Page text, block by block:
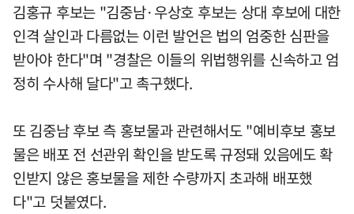
김홍규 후보는 "김중남·우상호 후보는 상대 후보에 대한
인격 살인과 다름없는 이런 발언은 법의 엄중한 심판을
받아야 한다"며 "경찰은 이들의 위법행위를 신속하고 엄
정히 수사해 달다"고 촉구했다.
또 김중남 후보 측 홍보물과 관련해서도 "예비후보 홍보
물은 배포 전 선관위 확인을 받도록 규정돼 있음에도 확
인받지 않은 홍보물을 제한 수량까지 초과해 배포했
다"고 덧붙였다.